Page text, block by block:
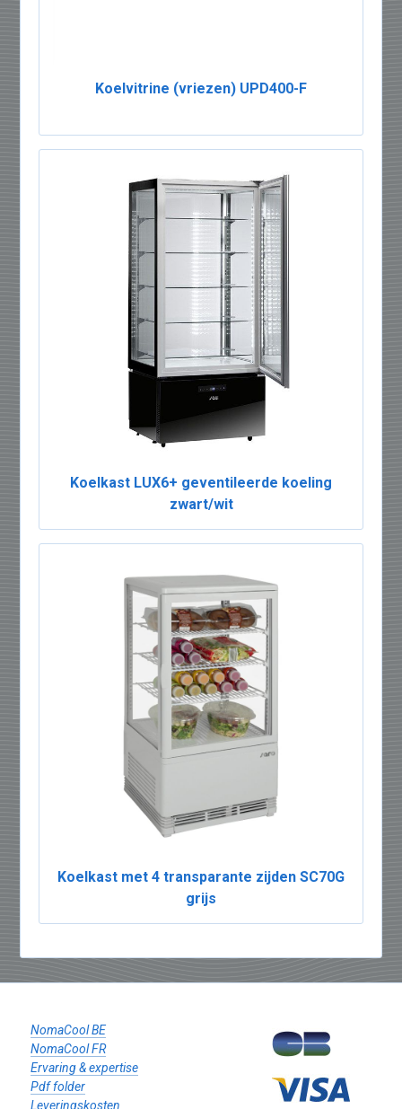
Koelvitrine (vriezen) UPD400-F
Koelkast LUX6+ geventileerde koeling
zwart/wit
Koelkast met 4 transparante zijden SC70G
grijs
NomaCool BE
NomaCool FR
Ervaring & expertise
Pdf folder
Leveringskosten